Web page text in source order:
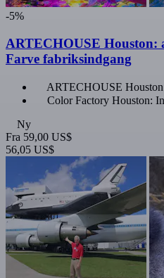
-5%
ARTECHOUSE Houston:
Farve fabriksindgang
ARTECHOUSE
Color Factory Houston:
Ny
Fra 59,00 US$
56,05 US$